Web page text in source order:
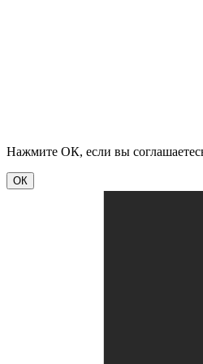
Нажмите ОК, если вы
ОК